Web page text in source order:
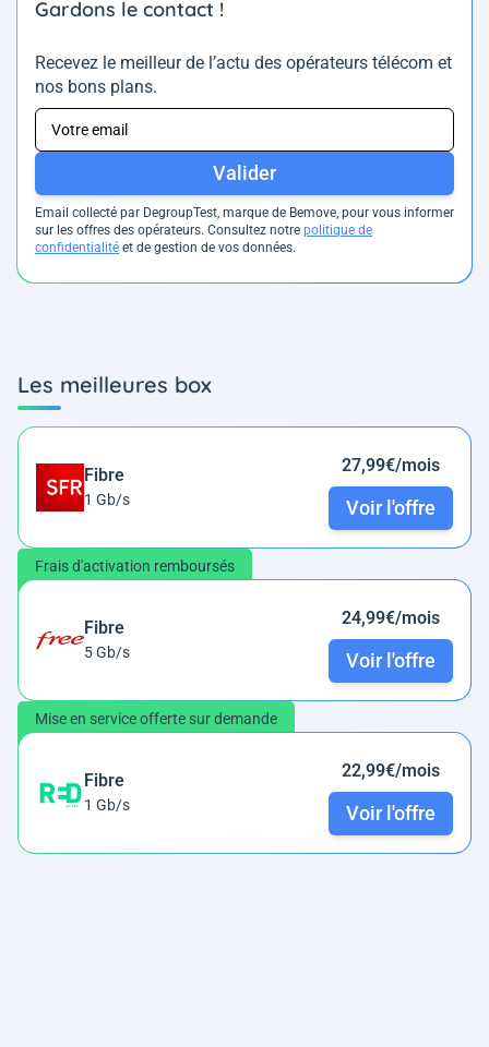
Gardons le contact !
Recevez le meilleur de l’actu des opérateurs télécom et
nos bons plans.
Valider
Email collecté par DegroupTest, marque de Bemove, pour vous informer
sur les offres des opérateurs. Consultez notre politique de
confidentialité et de gestion de vos données.
Les meilleures box
Fibre
1 Gb/s
27,99€/mois
Voir l'offre
Frais d'activation remboursés
Fibre
5 Gb/s
24,99€/mois
Voir l'offre
Mise en service offerte sur demande
Fibre
1 Gb/s
22,99€/mois
Voir l'offre